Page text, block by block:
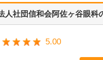
人社団信和会阿佐ヶ谷眼科
5.00